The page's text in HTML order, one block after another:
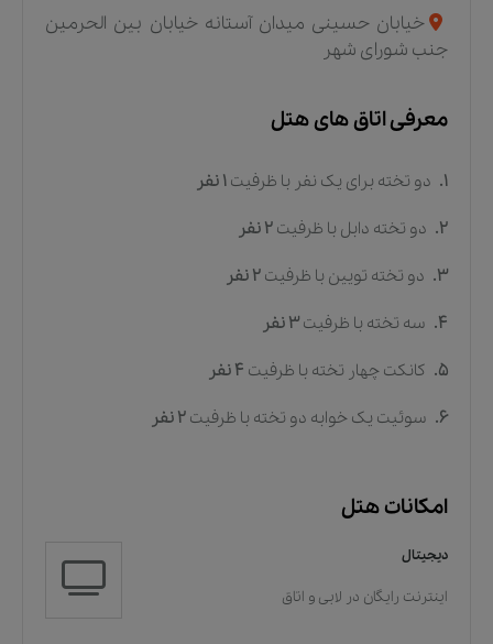
خیابان حسینی میدان آستانه خیابان بین الحرمین
جنب شورای شهر
معرفی اتاق های هتل
1. دو تخته برای یک نفر با ظرفیت 1 نفر
2. دو تخته دابل با ظرفیت 2 نفر
3. دو تخته تویین با ظرفیت 2 نفر
4. سه تخته با ظرفیت 3 نفر
5. کانکت چهار تخته با ظرفیت 4 نفر
6. سوئیت یک خوابه دو تخته با ظرفیت 2 نفر
امکانات هتل
دیجیتال
اینترنت رایگان در لابی و اتاق